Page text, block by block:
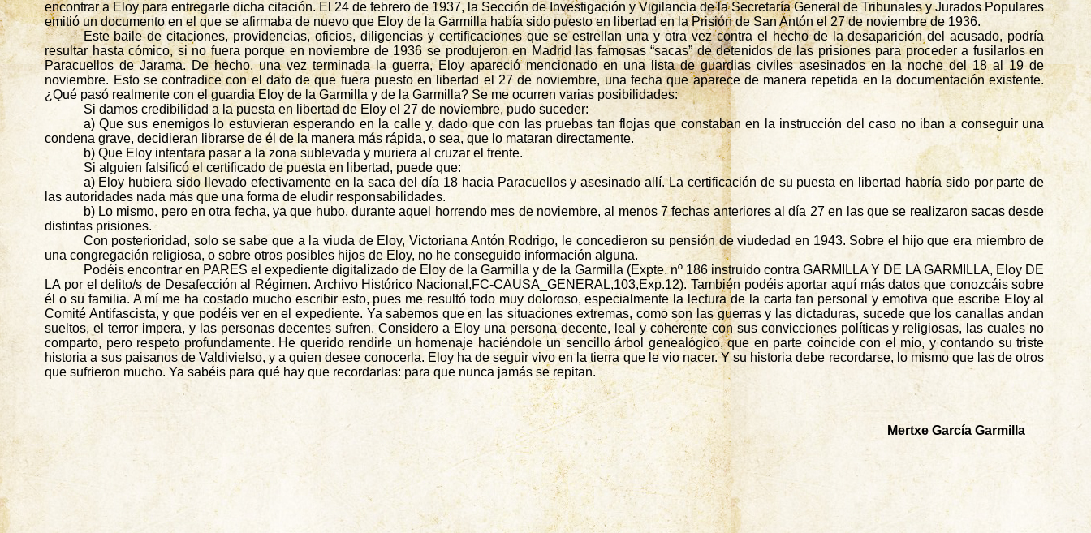
encontrar a Eloy para entregarle dicha citación. El 24 de febrero de 1937, la Sección de Investigación y Vigilancia de la Secretaría General de Tribunales y Jurados Populares
emitió un documento en el que se afirmaba de nuevo que Eloy de la Garmilla había sido puesto en libertad en la Prisión de San Antón el 27 de noviembre de 1936.
Este baile de citaciones, providencias, oficios, diligencias y certificaciones que se estrellan una y otra vez contra el hecho de la desaparición del acusado, podría
resultar hasta cómico, si no fuera porque en noviembre de 1936 se produjeron en Madrid las famosas “sacas” de detenidos de las prisiones para proceder a fusilarlos en
Paracuellosde Jarama. De hecho, una vez terminada la guerra, Eloy apareciómencionadoen una lista de guardias civiles asesinados en la noche del 18 al 19 de
noviembre. Esto se contradice con el dato de que fuera puesto en libertad el 27 de noviembre, una fecha que aparece de manera repetida en la documentación existente.
¿Qué pasó realmente con el guardia Eloy de la Garmilla y de la Garmilla? Se me ocurren varias posibilidades:
Si damos credibilidad a la puesta en libertad de Eloy el 27 de noviembre, pudo suceder:
a) Que sus enemigos lo estuvieran esperando en la calle y, dado que con las pruebas tan flojas que constaban en la instrucción del caso no iban a conseguir una
condena grave, decidieran librarse de él de la manera más rápida, o sea, que lo mataran directamente.
b) Que Eloy intentara pasar a la zona sublevada y muriera al cruzar el frente.
Si alguien falsificó el certificado de puesta en libertad, puede que:
a) Eloy hubiera sido llevado efectivamente en la saca del día 18 hacia Paracuellosy asesinado allí. La certificación de su puesta en libertad habría sido por parte de
las autoridades nada más que una forma de eludir responsabilidades.
b) Lo mismo, pero en otra fecha, ya que hubo, durante aquel horrendo mes de noviembre, al menos 7 fechas anteriores al día 27 en las que se realizaron sacas desde
distintas prisiones.
Con posterioridad, solo se sabe que a la viuda de Eloy, Victoriana Antón Rodrigo, le concedieron su pensión de viudedad en 1943. Sobre el hijo que era miembro de
una congregación religiosa, o sobre otros posibles hijos de Eloy, no he conseguido información alguna.
Podéis encontrar en PARES el expediente digitalizado de Eloy de la Garmilla y de la Garmilla (Expte. nº 186 instruido contra GARMILLA Y DE LA GARMILLA, Eloy DE
LA por el delito/s de Desafección al Régimen. Archivo Histórico Nacional ,FC-CAUSA_GENERAL,103,Exp.12). También podéis aportar aquí más datos que conozcáis sobre
él o su familia. A mí me ha costado mucho escribir esto, pues me resultó todo muy doloroso, especialmente la lectura de la carta tan personal y emotiva que escribe Eloy al
Comité Antifascista, y que podéis ver en el expediente. Ya sabemos que en las situaciones extremas, como son las guerras y las dictaduras, sucede que los canallas andan
sueltos, el terror impera, y las personas decentes sufren. Considero a Eloy una persona decente, leal y coherente con sus convicciones políticas y religiosas, las cuales no
comparto, pero respeto profundamente. He querido rendirle un homenaje haciéndole un sencillo árbol genealógico, que en parte coincide con el mío, y contando su triste
historia a sus paisanos de Valdivielso, y a quien desee conocerla. Eloy ha de seguir vivo en la tierra que le vio nacer. Y su historia debe recordarse, lo mismo que las de otros
que sufrieron mucho. Ya sabéis para qué hay que recordarlas: para que nunca jamás se repitan.
MertxeGarcía Garmilla